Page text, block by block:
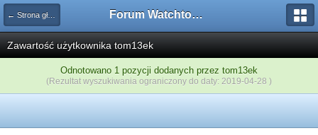
← Strona główna Forum Watchtower
Zawartość użytkownika tom13ek
Odnotowano 1 pozycji dodanych przez tom13ek
(Rezultat wyszukiwania ograniczony do daty: 2019-04-28 )